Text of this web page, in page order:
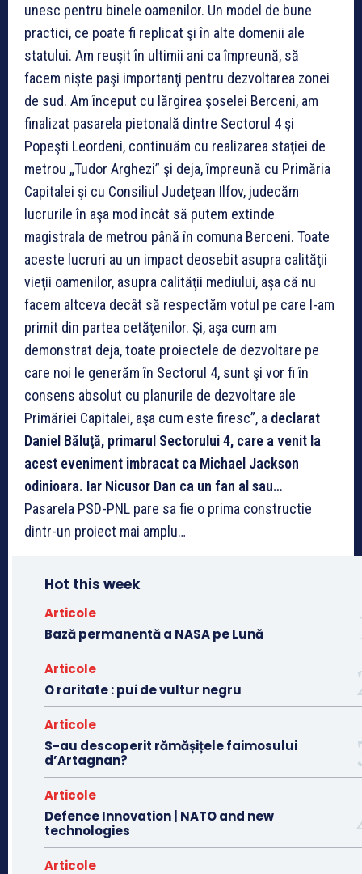
unesc pentru binele oamenilor. Un model de bune
practici, ce poate fi replicat şi în alte domenii ale
statului. Am reuşit în ultimii ani ca împreună, să
facem nişte paşi importanţi pentru dezvoltarea zonei
de sud. Am început cu lărgirea şoselei Berceni, am
finalizat pasarela pietonală dintre Sectorul 4 şi
Popeşti Leordeni, continuăm cu realizarea staţiei de
metrou „Tudor Arghezi” şi deja, împreună cu Primăria
Capitalei şi cu Consiliul Judeţean Ilfov, judecăm
lucrurile în aşa mod încât să putem extinde
magistrala de metrou până în comuna Berceni. Toate
aceste lucruri au un impact deosebit asupra calităţii
vieţii oamenilor, asupra calităţii mediului, aşa că nu
facem altceva decât să respectăm votul pe care l-am
primit din partea cetăţenilor. Şi, aşa cum am
demonstrat deja, toate proiectele de dezvoltare pe
care noi le generăm în Sectorul 4, sunt şi vor fi în
consens absolut cu planurile de dezvoltare ale
Primăriei Capitalei, aşa cum este firesc”, a declarat
Daniel Băluţă, primarul Sectorului 4, care a venit la
acest eveniment imbracat ca Michael Jackson
odinioara. Iar Nicusor Dan ca un fan al sau…
Pasarela PSD-PNL pare sa fie o prima constructie
dintr-un proiect mai amplu…
Hot this week
Articole
Bază permanentă a NASA pe Lună
Articole
O raritate : pui de vultur negru
Articole
S-au descoperit rămășițele faimosului
d’Artagnan?
Articole
Defence Innovation | NATO and new
technologies
Articole